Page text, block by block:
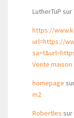
LutherTuP sur
https://
url=https://
Vente
homepage
m2
Robertles sur